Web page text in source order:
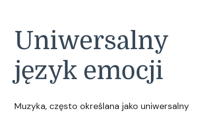
Uniwersalny
język emocji
Muzyka, często określana jako uniwersalny